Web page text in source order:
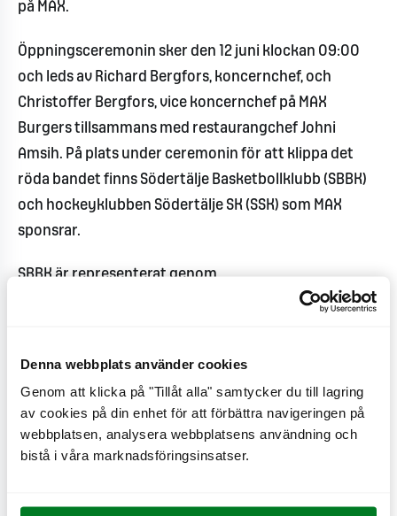
Denna webbplats använder cookies
Genom att klicka på "Tillåt alla" samtycker du till lagring
av cookies på din enhet för att förbättra navigeringen på
webbplatsen, analysera webbplatsens användning och
bistå i våra marknadsföringsinsatser.
på MAX.
Öppningsceremonin sker den 12 juni klockan 09:00
och leds av Richard Bergfors, koncernchef, och
Christoffer Bergfors, vice koncernchef på MAX
Burgers tillsammans med restaurangchef Johni
Amsih. På plats under ceremonin för att klippa det
röda bandet finns Södertälje Basketbollklubb (SBBK)
och hockeyklubben Södertälje SK (SSK) som MAX
sponsrar.
SBBK är representerat genom
kommunikationsansvarige Axel Gustafsson och
- SBBK är jätteglada över att MAX Burgers stöttar vår
verksamhet, dels alla 1000 barn och ungdomar i vår
ordinarie verksamhet samt Mötesplats Södertälje
som aktiverar 4000 barn under sommarlovet. Det är